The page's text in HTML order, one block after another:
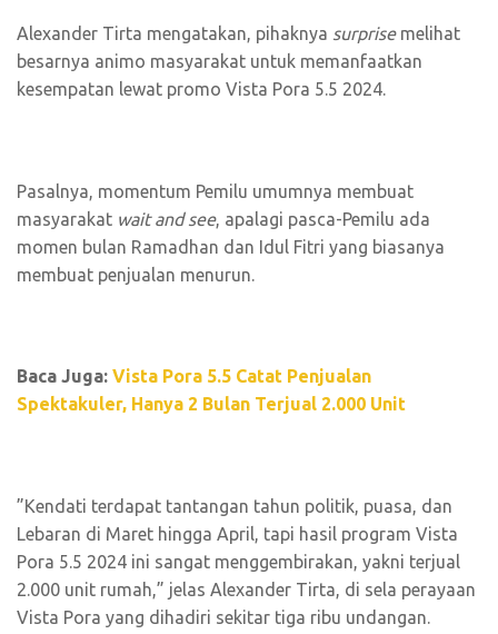
Alexander Tirta mengatakan, pihaknya surprisemelihat
besarnya animo masyarakat untuk memanfaatkan
kesempatan lewat promo Vista Pora 5.5 2024.
Pasalnya, momentum Pemilu umumnya membuat
masyarakat wait and see, apalagi pasca-Pemilu ada
momen bulan Ramadhan dan Idul Fitri yang biasanya
membuat penjualan menurun.
Baca Juga: Vista Pora 5.5 Catat Penjualan
Spektakuler, Hanya 2 Bulan Terjual 2.000 Unit
”Kendati terdapat tantangan tahun politik, puasa, dan
Lebaran di Maret hingga April, tapi hasil program Vista
Pora 5.5 2024 ini sangat menggembirakan, yakni terjual
2.000 unit rumah,” jelas Alexander Tirta, di sela perayaan
Vista Pora yang dihadiri sekitar tiga ribu undangan.